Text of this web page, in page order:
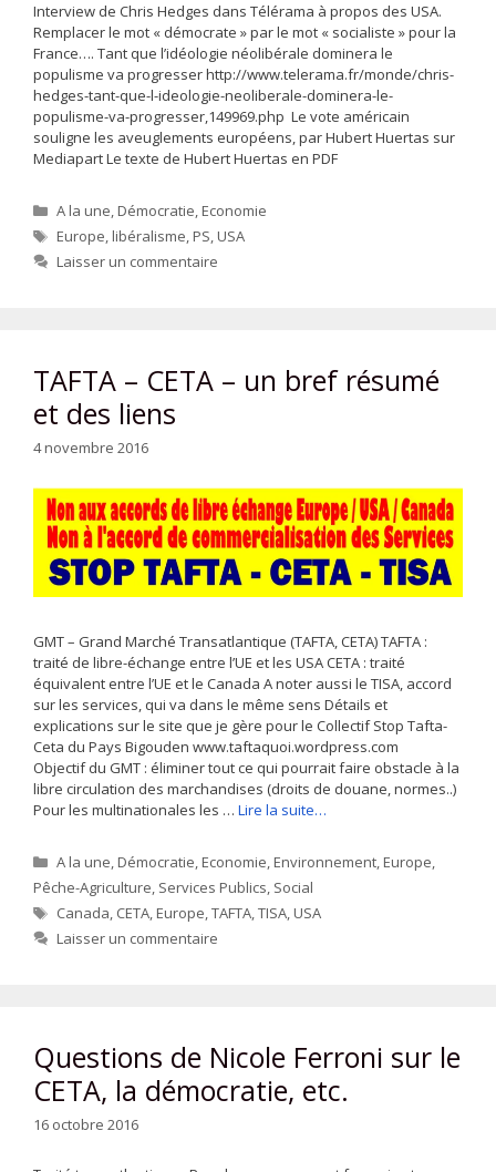
Interview de Chris Hedges dans Télérama à propos des USA.
Remplacer le mot « démocrate » par le mot « socialiste » pour la
France…. Tant que l’idéologie néolibérale dominera le
populisme va progresser http://www.telerama.fr/monde/chris-
hedges-tant-que-l-ideologie-neoliberale-dominera-le-
populisme-va-progresser,149969.php Le vote américain
souligne les aveuglements européens, par Hubert Huertas sur
Mediapart Le texte de Hubert Huertas en PDF
Catégories
A la une,Démocratie,Economie
Étiquettes
Europe,libéralisme,PS,USA
Laisser un commentaire
TAFTA – CETA – un bref résumé
et des liens
4 novembre 2016
GMT – Grand Marché Transatlantique (TAFTA, CETA) TAFTA :
traité de libre-échange entre l’UE et les USA CETA : traité
équivalent entre l’UE et le Canada A noter aussi le TISA, accord
sur les services, qui va dans le même sens Détails et
explications sur le site que je gère pour le Collectif Stop Tafta-
Ceta du Pays Bigouden www.taftaquoi.wordpress.com
Objectif du GMT : éliminer tout ce qui pourrait faire obstacle à la
libre circulation des marchandises (droits de douane, normes..)
Pour les multinationales les … Lire la suite…
Catégories
A la une,Démocratie,Economie,Environnement,Europe,
Pêche-Agriculture, Services Publics, Social
Étiquettes
Canada, CETA,Europe,TAFTA,TISA,USA
Laisser un commentaire
Questions de Nicole Ferroni sur le
CETA, la démocratie, etc.
16 octobre 2016